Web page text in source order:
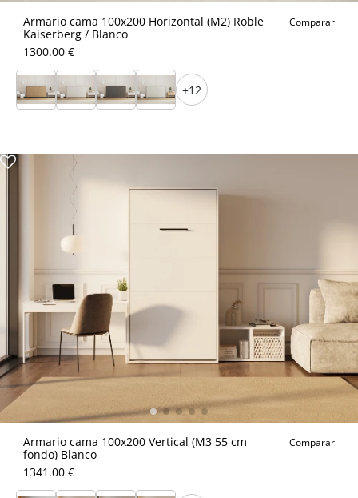
Armario cama 100x200 Horizontal (M2) Roble
Kaiserberg / Blanco
Comparar
1300.00 €
+12
Armario cama 100x200 Vertical (M3 55 cm
fondo) Blanco
Comparar
1341.00 €